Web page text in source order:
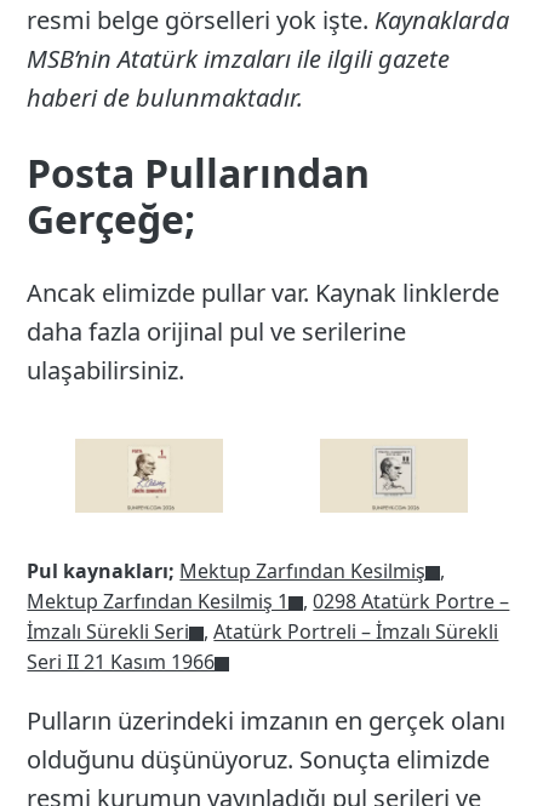
resmi belge görselleri yok işte. Kaynaklarda
MSB’nin Atatürk imzaları ile ilgili gazete
haberi de bulunmaktadır.
Posta Pullarından
Gerçeğe;
Ancak elimizde pullar var. Kaynak linklerde
daha fazla orijinal pul ve serilerine
ulaşabilirsiniz.
Pul kaynakları; Mektup Zarfından Kesilmiş ,
Mektup Zarfından Kesilmiş 1 ,0298 Atatürk Portre –
İmzalı Sürekli Seri ,Atatürk Portreli – İmzalı Sürekli
Seri II 21 Kasım 1966
Pulların üzerindeki imzanın en gerçek olanı
olduğunu düşünüyoruz. Sonuçta elimizde
resmi kurumun yayınladığı pul serileri ve